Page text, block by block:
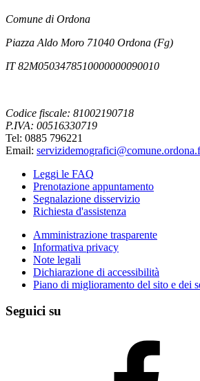
Comune di Ordona
Piazza Aldo Moro 71040 Ordona (Fg)
IT 82M0503478510000000090010
Codice fiscale: 81002190718
P.IVA: 00516330719
Tel: 0885 796221
Email:
Leggi le FAQ
Prenotazione appuntamento
Segnalazione disservizio
Richiesta d'assistenza
Amministrazione trasparente
Informativa privacy
Note legali
Dichiarazione di accessibilità
Piano di miglioramento del sito e dei
Seguici su